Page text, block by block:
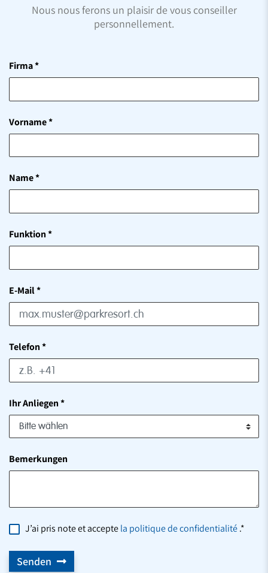
Nous nous ferons un plaisir de vous conseiller
personnellement.
Firma*
Vorname*
Name*
Funktion*
E-Mail*
Telefon*
Ihr Anliegen*
Bemerkungen
J’ai pris note et acceptela politique de confidentialité.*
Senden